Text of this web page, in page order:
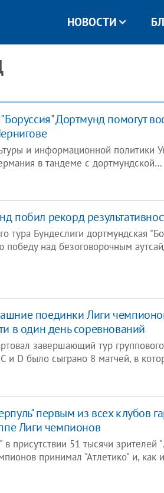
НОВОСТИ
Дортмунд помогут
и информационной политики
в тандеме с дортмундской…
побил рекорд
тура Бундеслиги дортмундская
победу над безоговорочным
поединки Лиги
в один день соревнований
завершающий тур
С и D было сыграно 8 матчей, в
первым из всех клубов
Лиги чемпионов
присутствии 51 тысячи зрителей
принимал "Атлетико" и, как